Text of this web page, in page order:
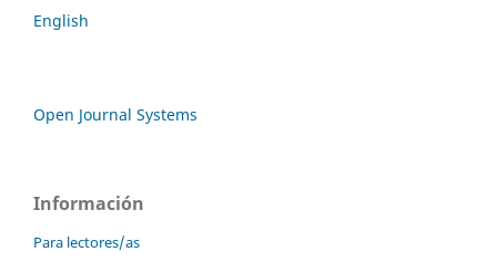
English
Open Journal Systems
Información
Para lectores/as